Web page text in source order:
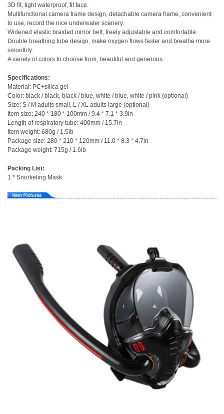
3D fit, tight waterproof, fit face.
Multifunctional camera frame design, detachable camera frame, convenient
to use, record the nice underwater scenery.
Widened elastic braided mirror belt, freely adjustable and comfortable.
Double breathing tube design, make oxygen flows faster and breathe more
smoothly.
A variety of colors to choose from, beautiful and generous.
Specifications:
Material: PC+silica gel
Color: black / black, black / blue, white / blue, white / pink (optional)
Size: S / M adults small, L / XL adults large (optional)
Item size: 240 * 180 * 100mm / 9.4 * 7.1 * 3.9in
Length of respiratory tube: 400mm / 15.7in
Item weight: 680g / 1.5lb
Package size: 280 * 210 * 120mm / 11.0 * 8.3 * 4.7in
Package weight: 715g / 1.6lb
Packing List:
1 * Snorkeling Mask